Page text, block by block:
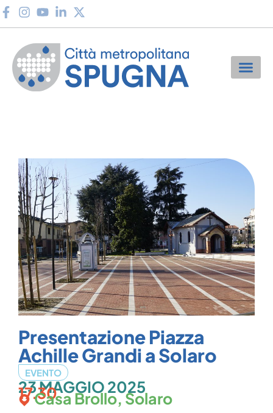
Presentazione Piazza
Achille Grandi a Solaro
EVENTO
23 MAGGIO 2025
17.30
Casa Brollo, Solaro